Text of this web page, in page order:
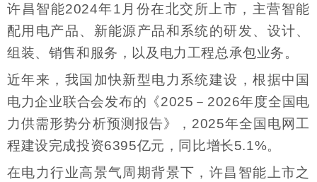
许昌智能2024年1月份在北交所上市，主营智能
配用电产品、新能源产品和系统的研发、设计、
组装、销售和服务，以及电力工程总承包业务。
近年来，我国加快新型电力系统建设，根据中国
电力企业联合会发布的《2025－2026年度全国电
力供需形势分析预测报告》，2025年全国电网工
程建设完成投资6395亿元，同比增长5.1%。
在电力行业高景气周期背景下，许昌智能上市之